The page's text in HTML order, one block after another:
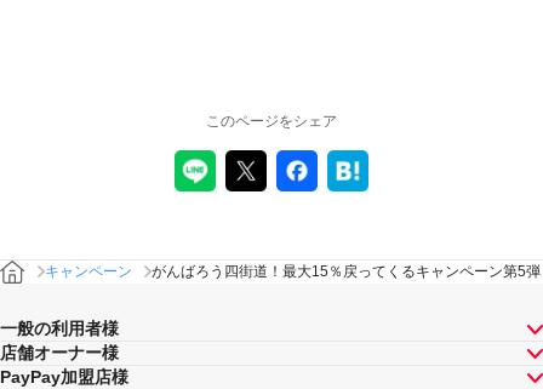
このページをシェア
キャンペーン がんばろう四街道！最大15％戻ってくるキャンペーン第5弾
一般の利用者様
店舗オーナー様
PayPay加盟店様